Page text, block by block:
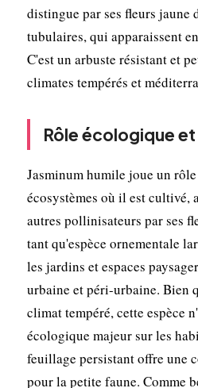
distingue par ses fleurs jaune
tubulaires, qui apparaissent
C'est un arbuste résistant et
climates tempérés et
Rôle écologique
Jasminum humile joue un
écosystèmes où il est cultivé,
autres pollinisateurs par ses
tant qu'espèce ornementale
les jardins et espaces
urbaine et péri-urbaine. Bien
climat tempéré, cette espèce
écologique majeur sur les
feuillage persistant offre une
pour la petite faune. Comme